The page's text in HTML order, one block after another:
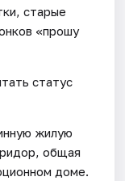
старые
«прошу
статус
жилую
общая
доме.